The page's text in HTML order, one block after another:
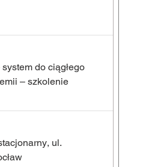
do ciągłego
– szkolenie
ul.